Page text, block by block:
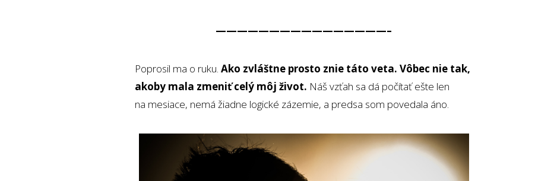
————————————————–
Poprosil ma o ruku. Ako zvláštne prosto znie táto veta. Vôbec nie tak,
akoby mala zmeniť celý môj život. Náš vzťah sa dá počítať ešte len
na mesiace, nemá žiadne logické zázemie, a predsa som povedala áno.